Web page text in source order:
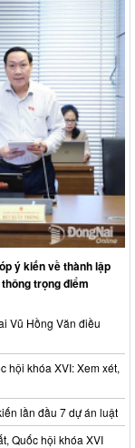
ý kiến về thành lập
trọng điểm
Vũ Hồng Văn điều
hội khóa XVI: Xem xét,
lần đầu 7 dự án luật
Quốc hội khóa XVI